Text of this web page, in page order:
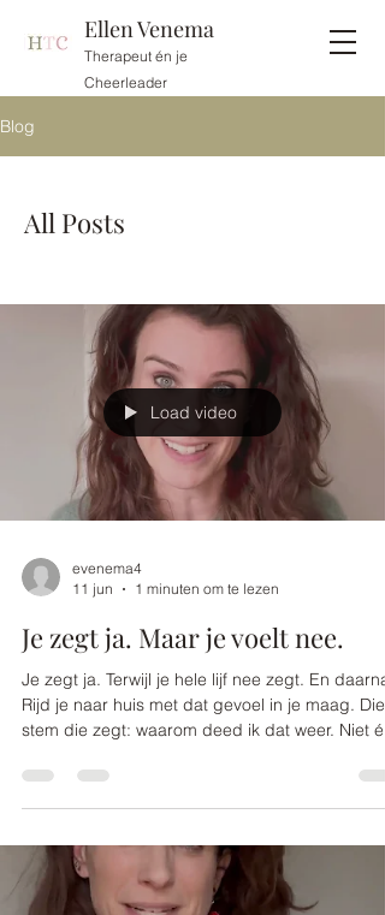
Ellen Venema
Therapeut én je
Cheerleader
Blog
All Posts
Load video
evenema4
11 jun
1 minuten om te lezen
Je zegt ja. Maar je voelt nee.
Je zegt ja. Terwijl je hele lijf nee zegt. En
Rijd je naar huis met dat gevoel in je maag. Die
stem die zegt: waarom deed ik dat weer. Niet
het moment zelf ook al. Je voelt het. Maar je zegt
het niet. Omdat ja veiliger voelt. Omdat nee
Dus kies je voor de ander. Weer. Maar weet je wat
er dan gebeurt? Je raakt jezelf een beetje kwijt.
Elke keer een beetje m